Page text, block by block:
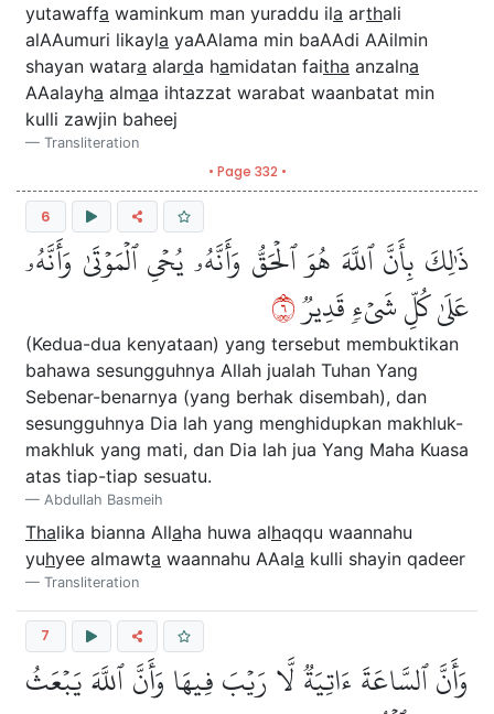
yutawaffa waminkum man yuraddu ila arthali
alAAumuri likayla yaAAlama min baAAdi AAilmin
shayan watara alarda hamidatan faitha anzalna
AAalayha almaa ihtazzat warabat waanbatat min
kulli zawjin baheej
Transliteration
• Page 332 •
6
ذَٰلِكَ بِأَنَّ ٱللَّهَ هُوَ ٱلۡحَقُّ وَأَنَّهُۥ يُحۡيِ ٱلۡمَوۡتَىٰ وَأَنَّهُۥ
عَلَىٰ كُلِّ شَيۡءٖ قَدِيرٞ٦
(Kedua-dua kenyataan) yang tersebut membuktikan
bahawa sesungguhnya Allah jualah Tuhan Yang
Sebenar-benarnya (yang berhak disembah), dan
sesungguhnya Dia lah yang menghidupkan makhluk-
makhluk yang mati, dan Dia lah jua Yang Maha Kuasa
atas tiap-tiap sesuatu.
Abdullah Basmeih
Thalika bianna Allaha huwa alhaqqu waannahu
yuhyee almawta waannahu AAala kulli shayin qadeer
Transliteration
7
وَأَنَّ ٱلسَّاعَةَ ءَاتِيَةٞ لَّا رَيۡبَ فِيهَا وَأَنَّ ٱللَّهَ يَبۡعَثُ